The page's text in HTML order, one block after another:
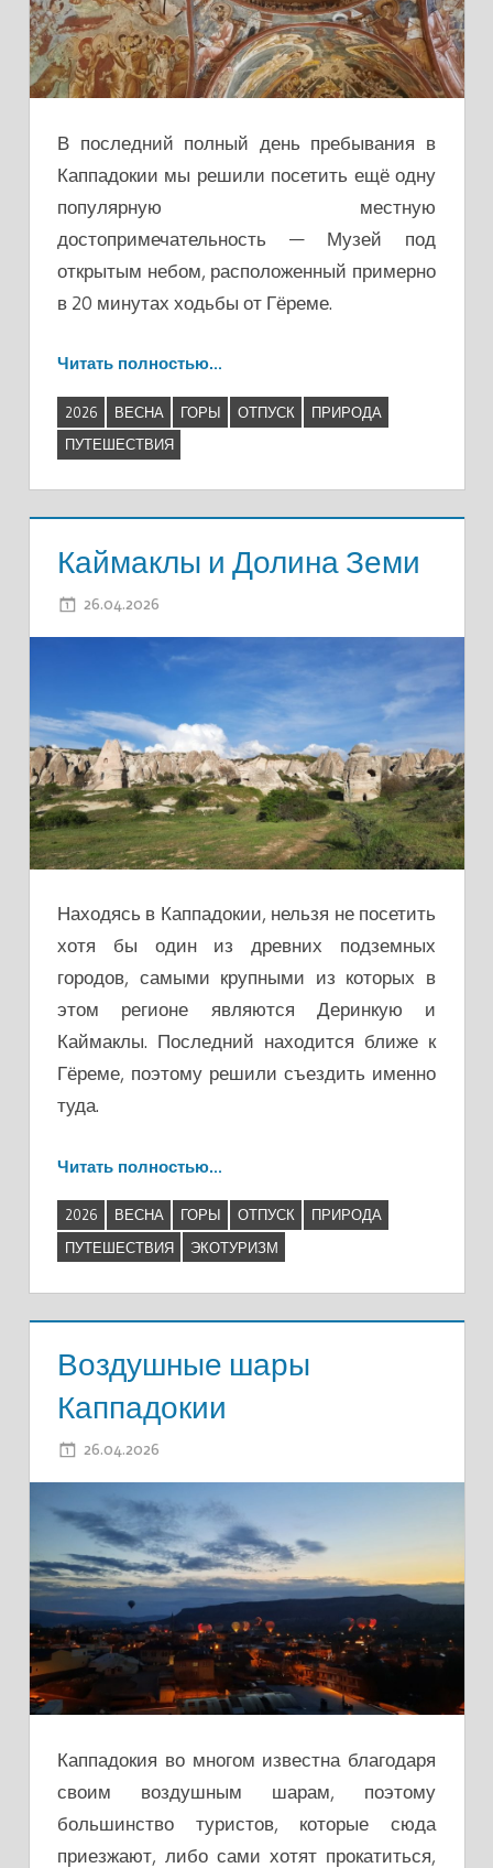
В последний полный день пребывания в
Каппадокии мы решили посетить ещё одну
популярную местную
достопримечательность — Музей под
открытым небом, расположенный примерно
в 20 минутах ходьбы от Гёреме.
Читать полностью…
2026 ВЕСНА ГОРЫ ОТПУСК
ПРИРОДА
ПУТЕШЕСТВИЯ
Каймаклы и Долина Земи
26.04.2026
Находясь в Каппадокии, нельзя не посетить
хотя бы один из древних подземных
городов, самыми крупными из которых в
этом регионе являются Деринкую и
Каймаклы. Последний находится ближе к
Гёреме, поэтому решили съездить именно
туда.
Читать полностью…
2026 ВЕСНА ГОРЫ ОТПУСК
ПРИРОДА
ПУТЕШЕСТВИЯ
ЭКОТУРИЗМ
Воздушные шары
Каппадокии
26.04.2026
Каппадокия во многом известна благодаря
своим воздушным шарам, поэтому
большинство туристов, которые сюда
приезжают, либо сами хотят прокатиться,